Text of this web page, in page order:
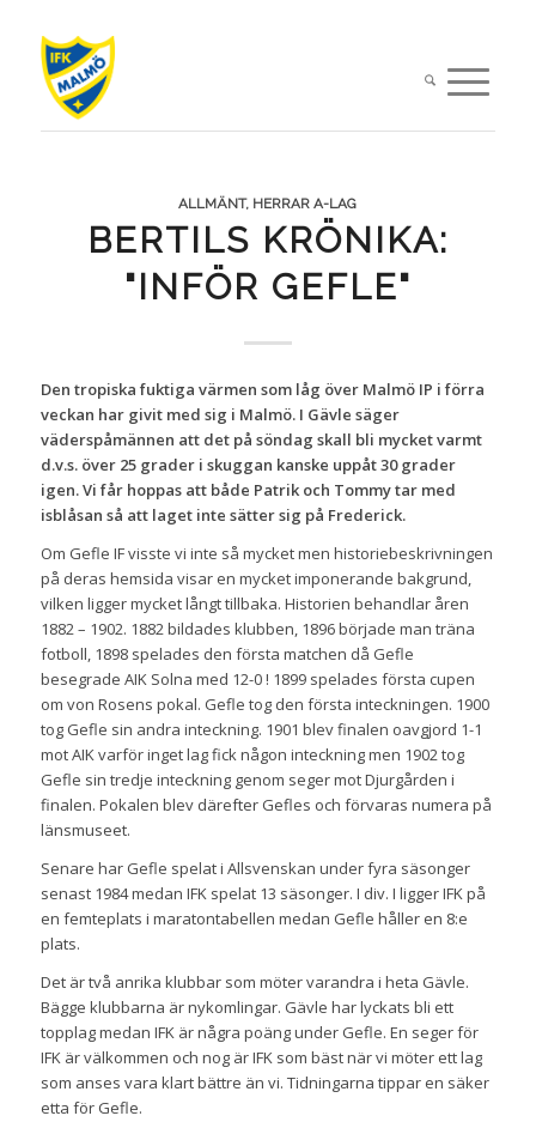
ALLMÄNT, HERRAR A-LAG
BERTILS KRÖNIKA:
"INFÖR GEFLE"
Den tropiska fuktiga värmen som låg över Malmö IP i förra
veckan har givit med sig i Malmö. I Gävle säger
väderspåmännen att det på söndag skall bli mycket varmt
d.v.s. över 25 grader i skuggan kanske uppåt 30 grader
igen. Vi får hoppas att både Patrik och Tommy tar med
isblåsan så att laget inte sätter sig på Frederick.
Om Gefle IF visste vi inte så mycket men historiebeskrivningen
på deras hemsida visar en mycket imponerande bakgrund,
vilken ligger mycket långt tillbaka. Historien behandlar åren
1882 – 1902. 1882 bildades klubben, 1896 började man träna
fotboll, 1898 spelades den första matchen då Gefle
besegrade AIK Solna med 12-0 ! 1899 spelades första cupen
om von Rosens pokal. Gefle tog den första inteckningen. 1900
tog Gefle sin andra inteckning. 1901 blev finalen oavgjord 1-1
mot AIK varför inget lag fick någon inteckning men 1902 tog
Gefle sin tredje inteckning genom seger mot Djurgården i
finalen. Pokalen blev därefter Gefles och förvaras numera på
länsmuseet.
Senare har Gefle spelat i Allsvenskan under fyra säsonger
senast 1984 medan IFK spelat 13 säsonger. I div. I ligger IFK på
en femteplats i maratontabellen medan Gefle håller en 8:e
plats.
Det är två anrika klubbar som möter varandra i heta Gävle.
Bägge klubbarna är nykomlingar. Gävle har lyckats bli ett
topplag medan IFK är några poäng under Gefle. En seger för
IFK är välkommen och nog är IFK som bäst när vi möter ett lag
som anses vara klart bättre än vi. Tidningarna tippar en säker
etta för Gefle.